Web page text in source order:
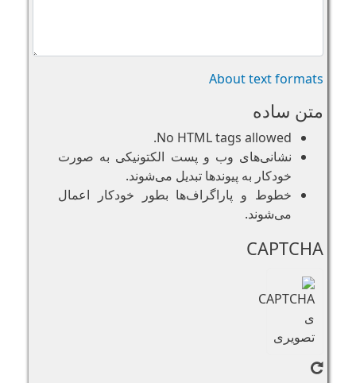
About text formats
متن ساده
No HTML tags allowed.
نشانی‌های وب و پست الکتونیکی به صورت
خودکار به پیوند‌ها تبدیل می‌شوند.
خطوط و پاراگراف‌ها بطور خودکار اعمال
می‌شوند.
CAPTCHA